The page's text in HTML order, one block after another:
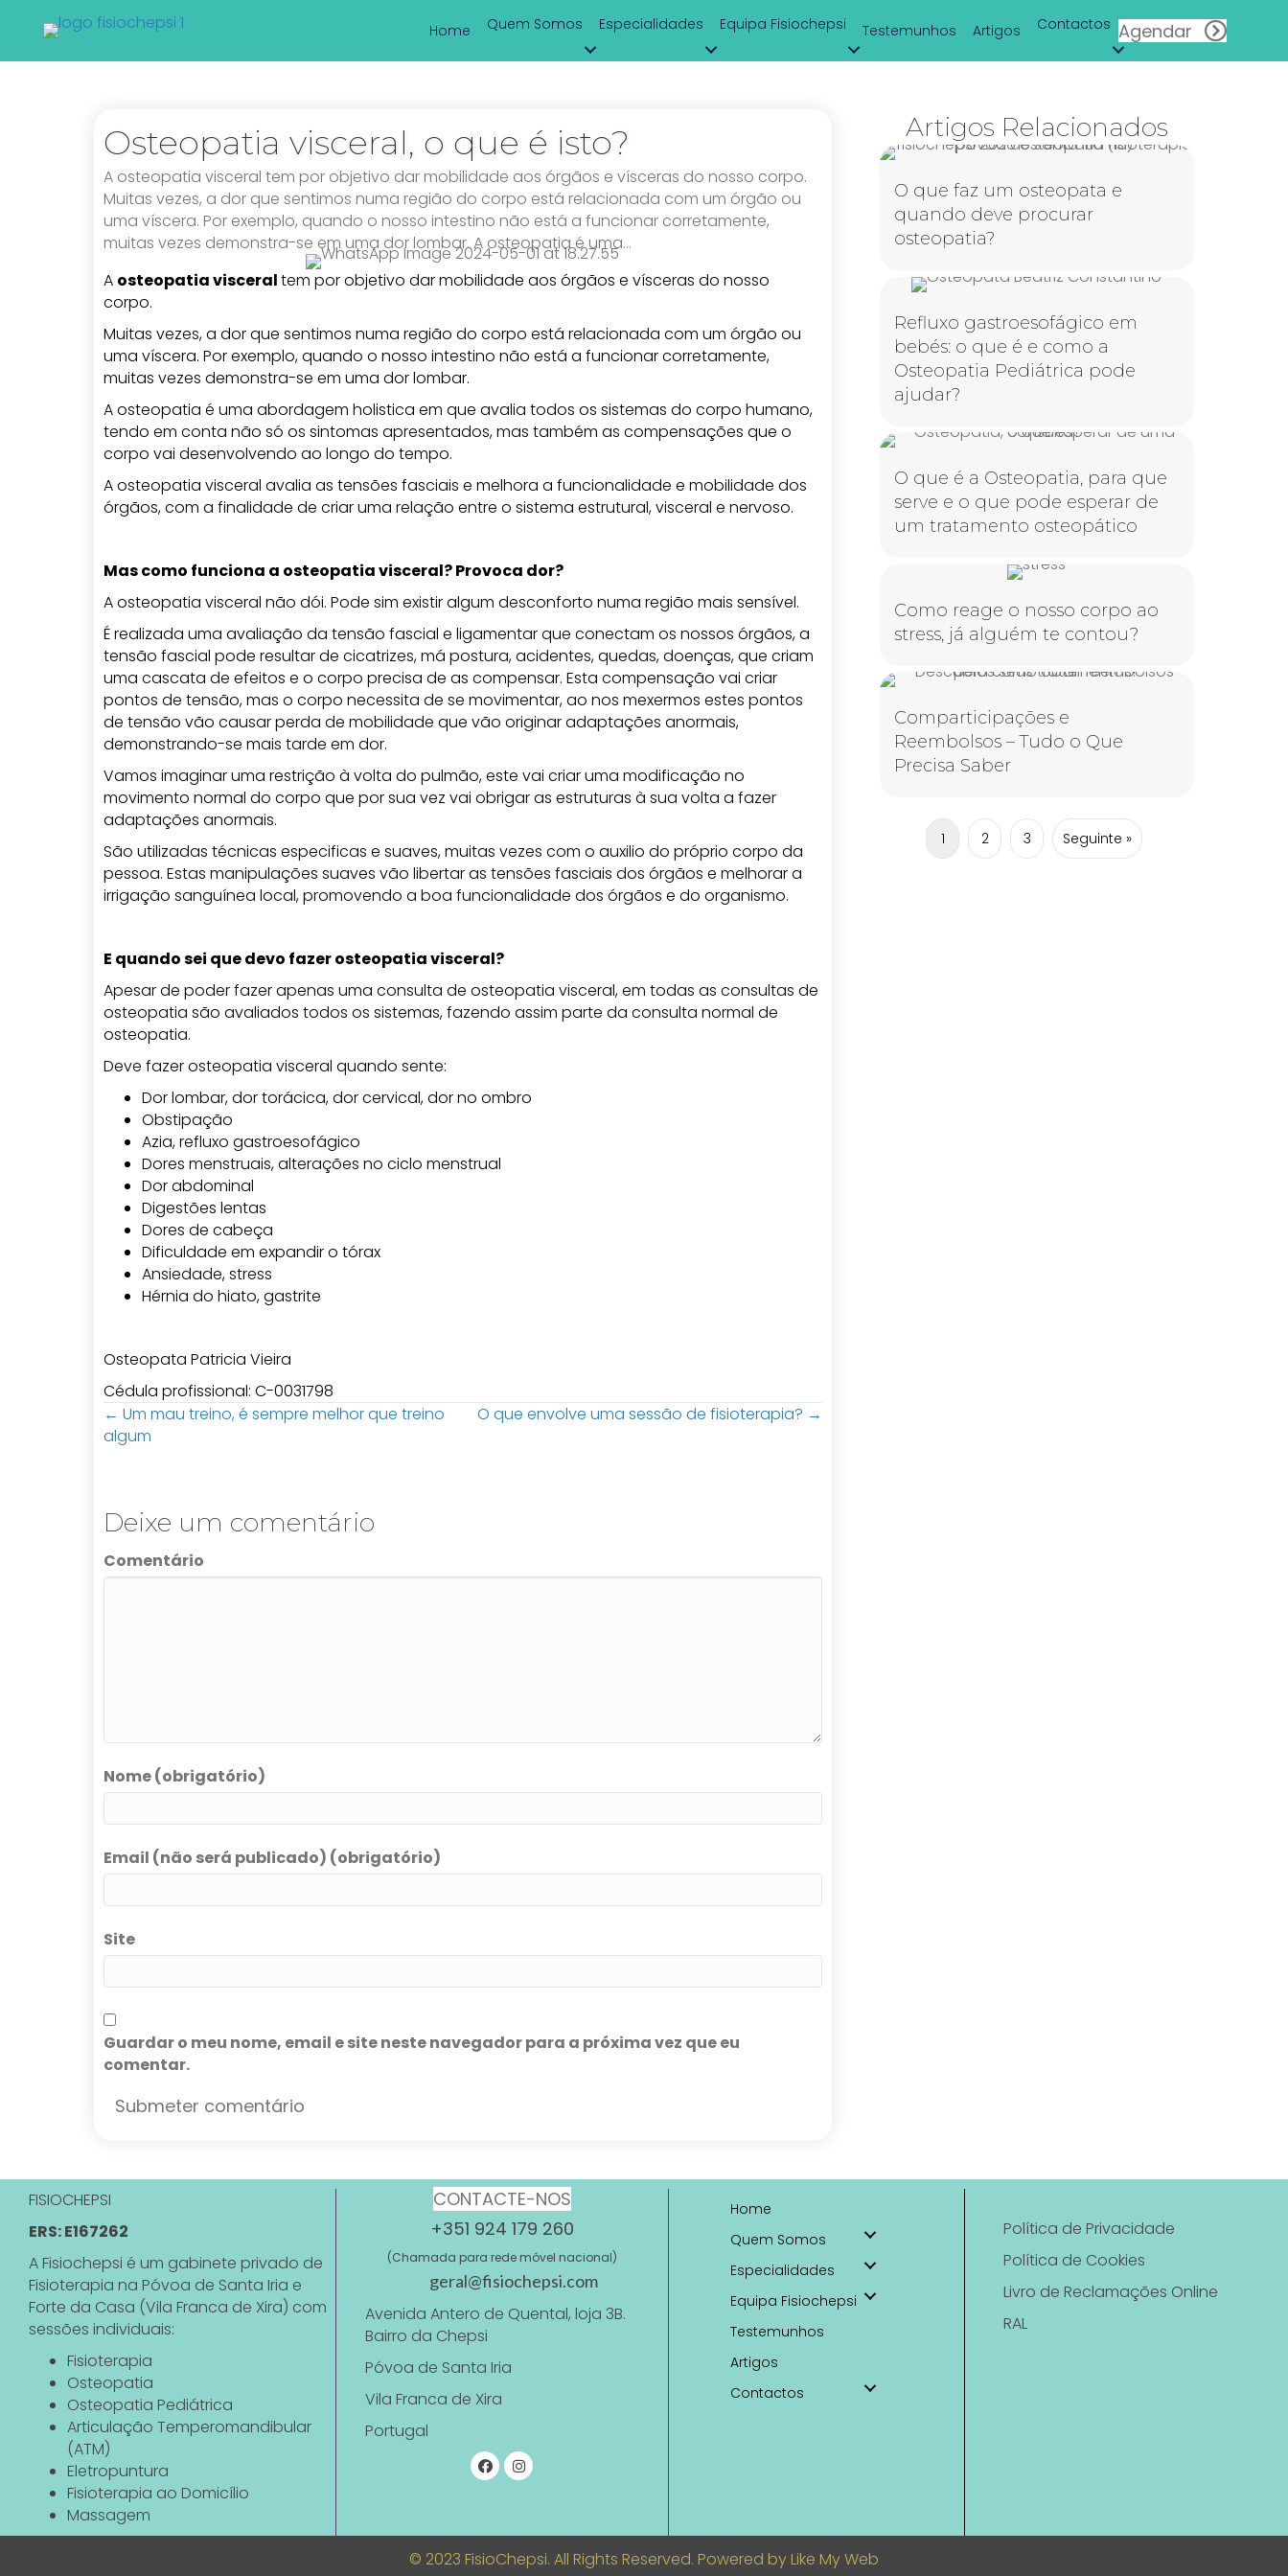
Home Quem Somos Especialidades Equipa Fisiochepsi Testemunhos Artigos Contactos Agendar
Osteopatia visceral, o que é isto?
A osteopatia visceral tem por objetivo dar mobilidade aos órgãos e vísceras do nosso corpo.
Muitas vezes, a dor que sentimos numa região do corpo está relacionada com um órgão ou
uma víscera. Por exemplo, quando o nosso intestino não está a funcionar corretamente,
muitas vezes demonstra-se em uma dor lombar. A osteopatia é uma…
A osteopatia visceraltem por objetivo dar mobilidade aos órgãos e vísceras do nosso
corpo.
Muitas vezes, a dor que sentimos numa região do corpo está relacionada com um órgão ou
uma víscera. Por exemplo, quando o nosso intestino não está a funcionar corretamente,
muitas vezes demonstra-se em uma dor lombar.
A osteopatia é uma abordagem holistica em que avalia todos os sistemas do corpo humano,
tendo em conta não só os sintomas apresentados, mas também as compensações que o
corpo vai desenvolvendo ao longo do tempo.
A osteopatia visceral avalia as tensões fasciais e melhora a funcionalidade e mobilidade dos
órgãos, com a finalidade de criar uma relação entre o sistema estrutural, visceral e nervoso.
Mas como funciona a osteopatia visceral? Provoca dor?
A osteopatia visceral não dói. Pode sim existir algum desconforto numa região mais sensível.
É realizada uma avaliação da tensão fascial e ligamentar que conectam os nossos órgãos, a
tensão fascial pode resultar de cicatrizes, má postura, acidentes, quedas, doenças, que criam
uma cascata de efeitos e o corpo precisa de as compensar. Esta compensação vai criar
pontos de tensão, mas o corpo necessita de se movimentar, ao nos mexermos estes pontos
de tensão vão causar perda de mobilidade que vão originar adaptações anormais,
demonstrando-se mais tarde em dor.
Vamos imaginar uma restrição à volta do pulmão, este vai criar uma modificação no
movimento normal do corpo que por sua vez vai obrigar as estruturas à sua volta a fazer
adaptações anormais.
São utilizadas técnicas especificas e suaves, muitas vezes com o auxilio do próprio corpo da
pessoa. Estas manipulações suaves vão libertar as tensões fasciais dos órgãos e melhorar a
irrigação sanguínea local, promovendo a boa funcionalidade dos órgãos e do organismo.
E quando sei que devo fazer osteopatia visceral?
Apesar de poder fazer apenas uma consulta de osteopatia visceral, em todas as consultas de
osteopatia são avaliados todos os sistemas, fazendo assim parte da consulta normal de
osteopatia.
Deve fazer osteopatia visceral quando sente:
Dor lombar, dor torácica, dor cervical, dor no ombro
Obstipação
Azia, refluxo gastroesofágico
Dores menstruais, alterações no ciclo menstrual
Dor abdominal
Digestões lentas
Dores de cabeça
Dificuldade em expandir o tórax
Ansiedade, stress
Hérnia do hiato, gastrite
Osteopata Patricia Vieira
Cédula profissional: C-0031798
Posts
← Um mau treino, é sempre melhor que treino
algum
O que envolve uma sessão de fisioterapia? →
Deixe um comentário
Comentário
Nome (obrigatório)
Email (não será publicado) (obrigatório)
Site
Guardar o meu nome, email e site neste navegador para a próxima vez que eu
comentar.
Artigos Relacionados
O que faz um osteopata e
quando deve procurar
osteopatia?
Refluxo gastroesofágico em
bebés: o que é e como a
Osteopatia Pediátrica pode
ajudar?
O que é a Osteopatia, para que
serve e o que pode esperar de
um tratamento osteopático
Como reage o nosso corpo ao
stress, já alguém te contou?
Comparticipações e
Reembolsos – Tudo o Que
Precisa Saber
1 2 3 Seguinte »
FISIOCHEPSI
ERS: E167262
A Fisiochepsi é um gabinete privado de
Fisioterapia na Póvoa de Santa Iria e
Forte da Casa (Vila Franca de Xira) com
sessões individuais:
Fisioterapia
Osteopatia
Osteopatia Pediátrica
Articulação Temperomandibular
(ATM)
Eletropuntura
Fisioterapia ao Domicílio
Massagem
CONTACTE-NOS
+351 924 179 260
(Chamada para rede móvel nacional)
geral@fisiochepsi.com
Avenida Antero de Quental, loja 3B.
Bairro da Chepsi
Póvoa de Santa Iria
Vila Franca de Xira
Portugal
Home
Quem Somos
Especialidades
Equipa Fisiochepsi
Testemunhos
Artigos
Contactos
Política de Privacidade
Política de Cookies
Livro de Reclamações Online
RAL
© 2023 FisioChepsi. All Rights Reserved. Powered by Like My Web